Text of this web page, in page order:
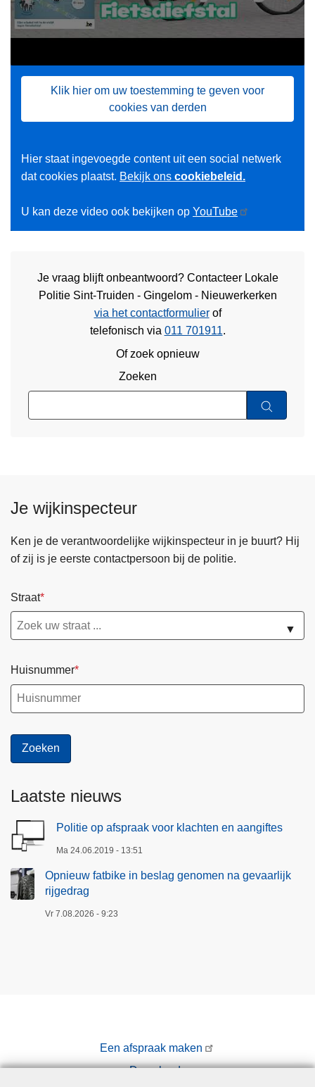
Klik hier om uw toestemming te geven voor
cookies van derden
Hier staat ingevoegde content uit een social netwerk
dat cookies plaatst. Bekijk ons cookiebeleid.
U kan deze video ook bekijken op YouTube
Je vraag blijft onbeantwoord? Contacteer Lokale
Politie Sint-Truiden - Gingelom - Nieuwerkerken
via het contactformulierof
telefonisch via 011 701911.
Of zoek opnieuw
Zoeken
Je wijkinspecteur
Ken je de verantwoordelijke wijkinspecteur in je buurt? Hij
of zij is je eerste contactpersoon bij de politie.
Straat
▼
Huisnummer
Laatste nieuws
Politie op afspraak voor klachten en aangiftes
Ma 24.06.2019 - 13:51
Opnieuw fatbike in beslag genomen na gevaarlijk
rijgedrag
Vr 7.08.2026 - 9:23
Een afspraak maken
Downloads